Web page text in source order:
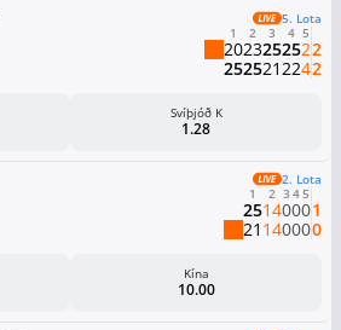
5. Lota
1
20
25
2
23
25
3
25
21
4
25
22
5
2
4
2
2
Svíþjóð K
1.28
2. Lota
1
25
21
2
14
14
3
0
0
4
0
0
5
0
0
1
0
Kína
10.00